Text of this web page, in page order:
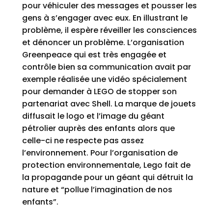
pour véhiculer des messages et pousser les
gens à s’engager avec eux. En illustrant le
problème, il espère réveiller les consciences
et dénoncer un problème. L’organisation
Greenpeace qui est très engagée et
contrôle bien sa communication avait par
exemple réalisée une vidéo spécialement
pour demander à LEGO de stopper son
partenariat avec Shell. La marque de jouets
diffusait le logo et l’image du géant
pétrolier auprès des enfants alors que
celle-ci ne respecte pas assez
l’environnement. Pour l’organisation de
protection environnementale, Lego fait de
la propagande pour un géant qui détruit la
nature et “pollue l’imagination de nos
enfants”.